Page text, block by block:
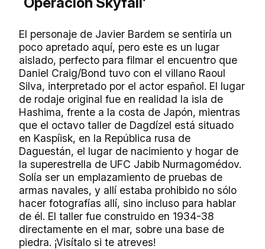
El personaje de Javier Bardem se sentiría un
poco apretado aquí, pero este es un lugar
aislado, perfecto para filmar el encuentro que
Daniel Craig/Bond tuvo con el villano Raoul
Silva, interpretado por el actor español. El lugar
de rodaje original fue en realidad la isla de
Hashima, frente a la costa de Japón, mientras
que el octavo taller de Dagdízel está situado
en Kaspíisk, en la República rusa de
Daguestán, el lugar de nacimiento y hogar de
la superestrella de UFC Jabib Nurmagomédov.
Solía ser un emplazamiento de pruebas de
armas navales, y allí estaba prohibido no sólo
hacer fotografías allí, sino incluso para hablar
de él. El taller fue construido en 1934-38
directamente en el mar, sobre una base de
piedra. ¡Visítalo si te atreves!